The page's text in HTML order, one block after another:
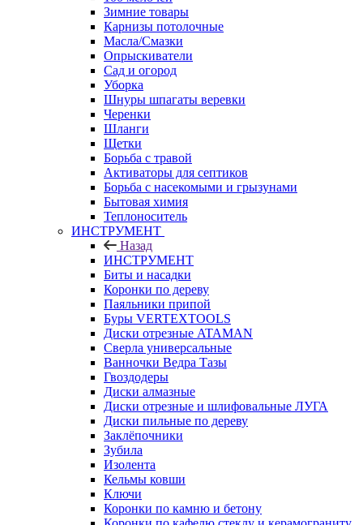
Зимние товары
Карнизы потолочные
Масла/Смазки
Опрыскиватели
Сад и огород
Уборка
Шнуры шпагаты веревки
Черенки
Шланги
Щетки
Борьба с травой
Активаторы для септиков
Борьба с насекомыми и грызунами
Бытовая химия
Теплоноситель
ИНСТРУМЕНТ
Назад
ИНСТРУМЕНТ
Биты и насадки
Коронки по дереву
Паяльники припой
Буры VERTEXTOOLS
Диски отрезные ATAMAN
Сверла универсальные
Ванночки Ведра Тазы
Гвоздодеры
Диски алмазные
Диски отрезные и шлифовальные ЛУГА
Диски пильные по дереву
Заклёпочники
Зубила
Изолента
Кельмы ковши
Ключи
Коронки по камню и бетону